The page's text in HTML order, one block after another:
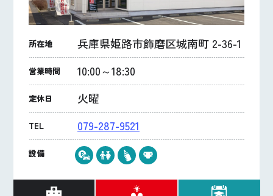
所在地 兵庫県姫路市飾磨区城南町 2-36-1
営業時間 10:00～18:30
定休日 火曜
TEL 079-287-9521
設備